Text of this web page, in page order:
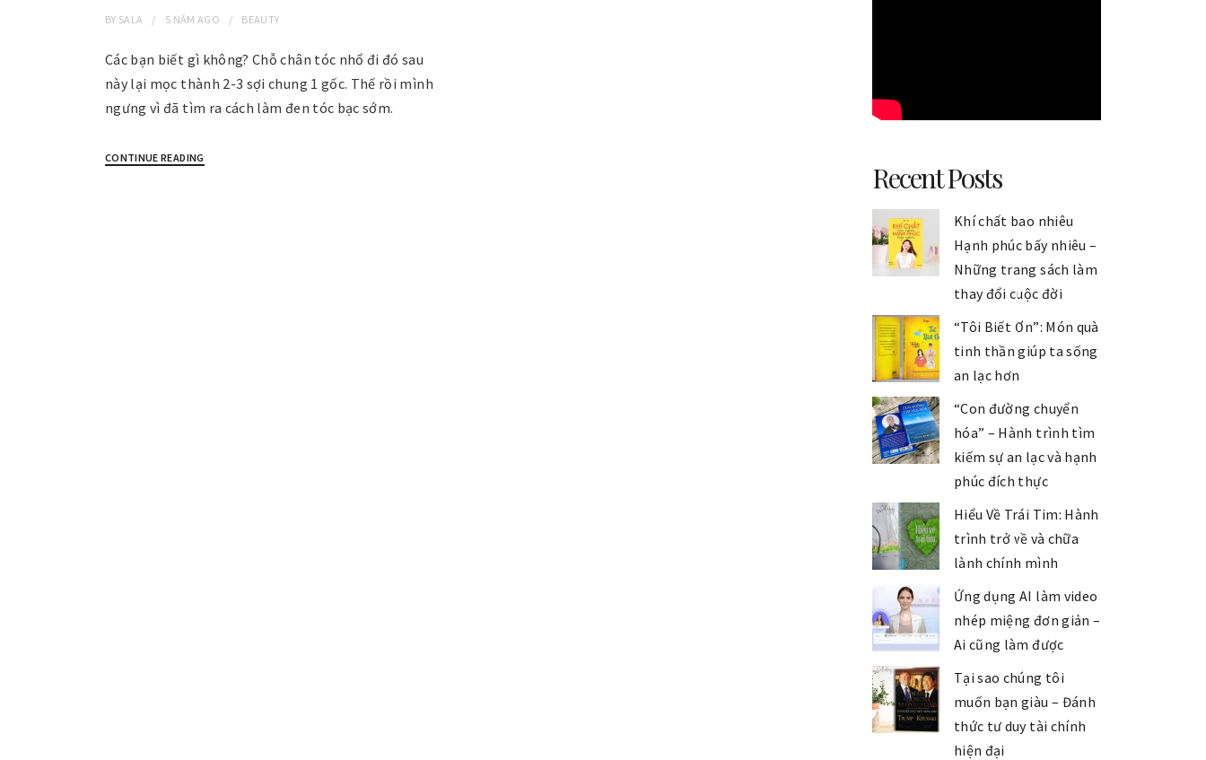
BY SALA 5 NĂM AGO BEAUTY
Các bạn biết gì không? Chỗ chân tóc nhổ đi đó sau
này lại mọc thành 2-3 sợi chung 1 gốc. Thế rồi mình
ngưng vì đã tìm ra cách làm đen tóc bạc sớm.
CONTINUE READING
Recent Posts
Khí chất bao nhiêu
Hạnh phúc bấy nhiêu –
Những trang sách làm
thay đổi cuộc đời
“Tôi Biết Ơn”: Món quà
tinh thần giúp ta sống
an lạc hơn
“Con đường chuyển
hóa” – Hành trình tìm
kiếm sự an lạc và hạnh
phúc đích thực
Hiểu Về Trái Tim: Hành
trình trở về và chữa
lành chính mình
Ứng dụng AI làm video
nhép miệng đơn giản –
Ai cũng làm được
Tại sao chúng tôi
muốn bạn giàu – Đánh
thức tư duy tài chính
hiện đại